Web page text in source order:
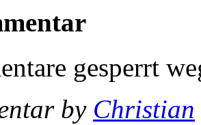
gesperrt
by Christian